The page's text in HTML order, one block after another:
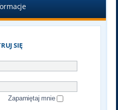
SIĘ
Zapamiętaj mnie